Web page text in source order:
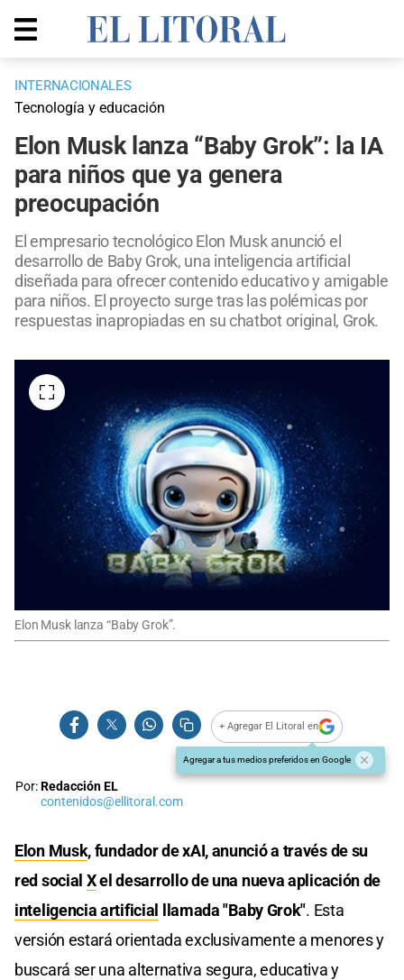
INTERNACIONALES
Tecnología y educación
Elon Musk lanza “Baby Grok”: la IA
para niños que ya genera
preocupación
El empresario tecnológico Elon Musk anunció el
desarrollo de Baby Grok, una inteligencia artificial
diseñada para ofrecer contenido educativo y amigable
para niños. El proyecto surge tras las polémicas por
respuestas inapropiadas en su chatbot original, Grok.
Elon Musk lanza “Baby Grok”.
+ Agregar El Litoral en
Agregar a tus medios preferidos en Google
Por:Redacción EL
contenidos@ellitoral.com
Elon Musk, fundador de xAI, anunció a través de su
red social Xel desarrollo de una nueva aplicación de
inteligencia artificial llamada "Baby Grok". Esta
versión estará orientada exclusivamente a menores y
buscará ser una alternativa segura, educativa y